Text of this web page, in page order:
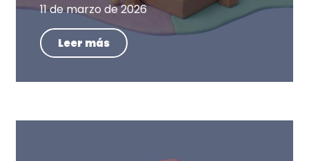
11 de marzo de 2026
Leer más